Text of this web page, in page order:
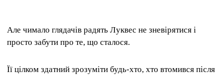
Але чимало глядачів радять Луквес не зневірятися і
просто забути про те, що сталося.
Її цілком здатний зрозуміти будь-хто, хто втомився після